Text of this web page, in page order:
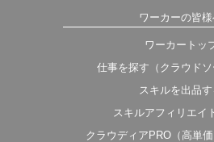
ワーカーの皆
ワーカートッ
仕事を探す（クラウドソ
スキルを出品す
スキルアフィリエイ
クラウディアPRO（高単価